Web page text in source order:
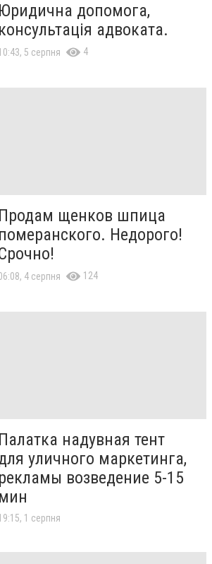
Юридична допомога,
консультація адвоката.
5 серпня 4
Продам щенков шпица
померанского. Недорого!
4 серпня 124
Палатка надувная тент
уличного маркетинга,
рекламы возведение 5-15
мин
1 серпня